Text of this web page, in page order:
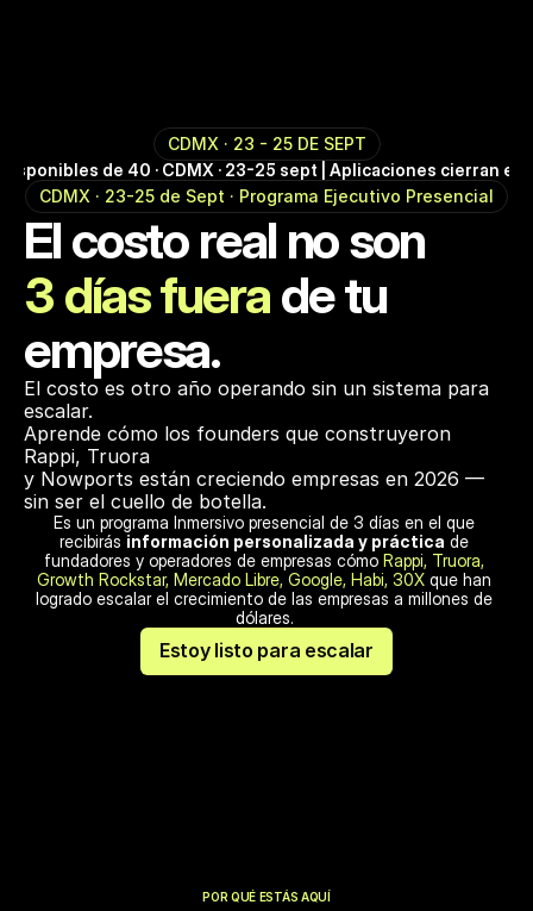
de 40 · CDMX · 23-25 sept | Aplicaciones cierran el
CDMX · 23-25 de Sept · Programa Ejecutivo Presencial
El costo real no son
3 días fuera de tu
empresa.
CDMX · 23 - 25 DE SEPT
El costo es otro año operando sin un sistema para
escalar.
Aprende cómo los founders que construyeron
Rappi, Truora
y Nowports están creciendo empresas en 2026 —
sin ser el cuello de botella.
Es un programa Inmersivo presencial de 3 días en el que
recibirás información personalizada y práctica de
fundadores y operadores de empresas cómo Rappi, Truora,
Growth Rockstar, Mercado Libre, Google, Habi, 30X que han
logrado escalar el crecimiento de las empresas a millones de
dólares.
Estoy listo para escalar
POR QUÉ ESTÁS AQUÍ